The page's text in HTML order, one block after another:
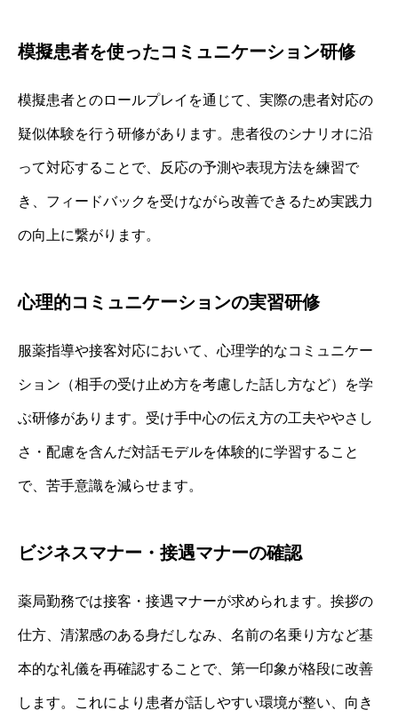
模擬患者を使ったコミュニケーション研修
模擬患者とのロールプレイを通じて、実際の患者対応の
疑似体験を行う研修があります。患者役のシナリオに沿
って対応することで、反応の予測や表現方法を練習で
き、フィードバックを受けながら改善できるため実践力
の向上に繋がります。
心理的コミュニケーションの実習研修
服薬指導や接客対応において、心理学的なコミュニケー
ション（相手の受け止め方を考慮した話し方など）を学
ぶ研修があります。受け手中心の伝え方の工夫ややさし
さ・配慮を含んだ対話モデルを体験的に学習すること
で、苦手意識を減らせます。
ビジネスマナー・接遇マナーの確認
薬局勤務では接客・接遇マナーが求められます。挨拶の
仕方、清潔感のある身だしなみ、名前の名乗り方など基
本的な礼儀を再確認することで、第一印象が格段に改善
します。これにより患者が話しやすい環境が整い、向き